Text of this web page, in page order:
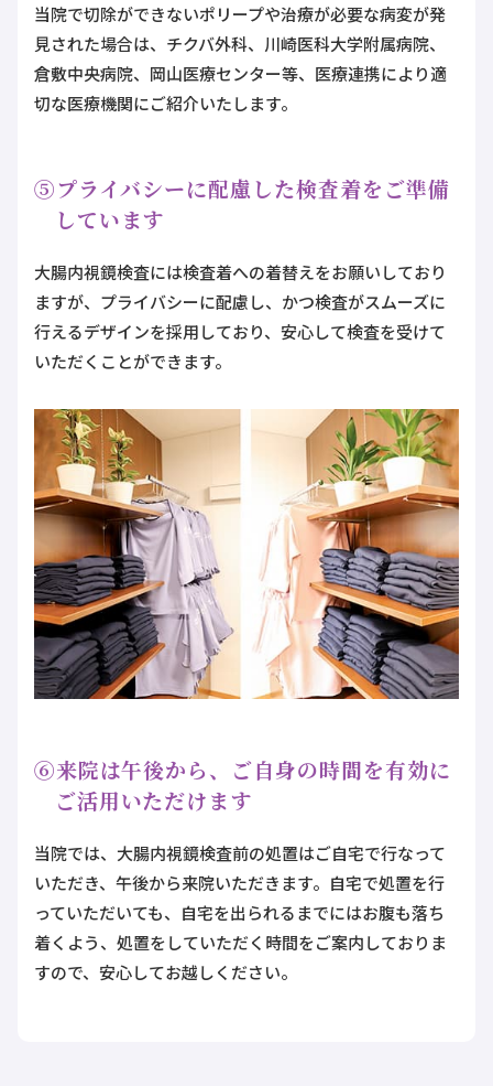
当院で切除ができないポリープや治療が必要な病変が発
見された場合は、チクバ外科、川崎医科大学附属病院、
倉敷中央病院、岡山医療センター等、医療連携により適
切な医療機関にご紹介いたします。
⑤プライバシーに配慮した検査着をご準備
しています
大腸内視鏡検査には検査着への着替えをお願いしており
ますが、プライバシーに配慮し、かつ検査がスムーズに
行えるデザインを採用しており、安心して検査を受けて
いただくことができます。
⑥来院は午後から、ご自身の時間を有効に
ご活用いただけます
当院では、大腸内視鏡検査前の処置はご自宅で行なって
いただき、午後から来院いただきます。自宅で処置を行
っていただいても、自宅を出られるまでにはお腹も落ち
着くよう、処置をしていただく時間をご案内しておりま
すので、安心してお越しください。